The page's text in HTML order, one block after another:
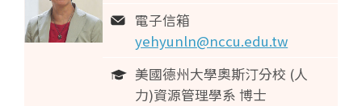
電子信箱
yehyunln@nccu.edu.tw
美國德州大學奧斯汀分校 (人
力)資源管理學系 博士